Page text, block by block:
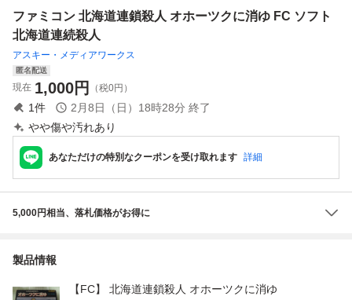
ファミコン 北海道連鎖殺人 オホーツクに消ゆ FC ソフト
北海道連続殺人
アスキー・メディアワークス
匿名配送
現在 1,000円 （税0円）
1件 2月8日（日）18時28分 終了
やや傷や汚れあり
あなただけの特別なクーポンを受け取れます 詳細
5,000円相当、落札価格がお得に
製品情報
【FC】 北海道連鎖殺人 オホーツクに消ゆ